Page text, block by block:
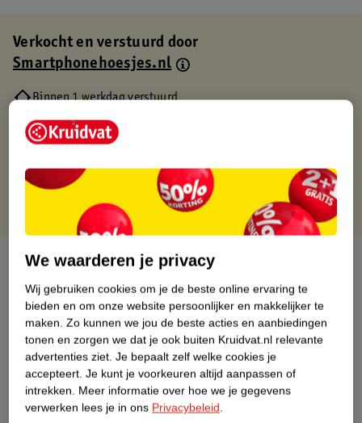
Verkocht en verstuurd door
Smartphonehoesjes.nl
Binnen 1 werkdag verstuurd
Gratis thuisbezorgd
Gratis retourneren via verkooppartner.
Over dit product
Productinformatie
Etiketinformatie
Nature Impact Score
We waarderen je privacy
Wij gebruiken cookies om je de beste online ervaring te
bieden en om onze website persoonlijker en makkelijker te
maken. Zo kunnen we jou de beste acties en aanbiedingen
tonen en zorgen we dat je ook buiten Kruidvat.nl relevante
advertenties ziet. Je bepaalt zelf welke cookies je
accepteert. Je kunt je voorkeuren altijd aanpassen of
intrekken. Meer informatie over hoe we je gegevens
verwerken lees je in ons Privacybeleid.